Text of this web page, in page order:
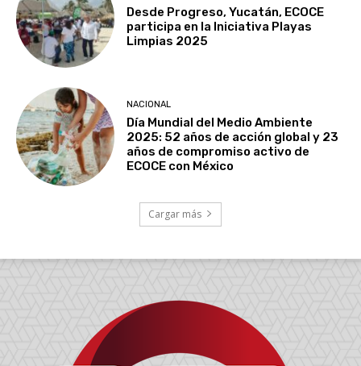
Desde Progreso, Yucatán, ECOCE
participa en la Iniciativa Playas
Limpias 2025
NACIONAL
Día Mundial del Medio Ambiente
2025: 52 años de acción global y 23
años de compromiso activo de
ECOCE con México
Cargar más